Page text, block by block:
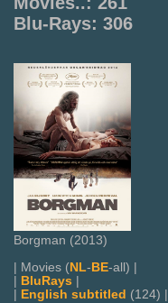
Blu-Rays: 306
Borgman (2013)
| Movies (NL-BE-all) |
| BluRays |
| English subtitled (124) |